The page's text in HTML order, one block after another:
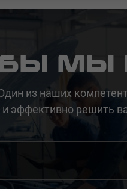
МЫ
из наших
эффективно решить